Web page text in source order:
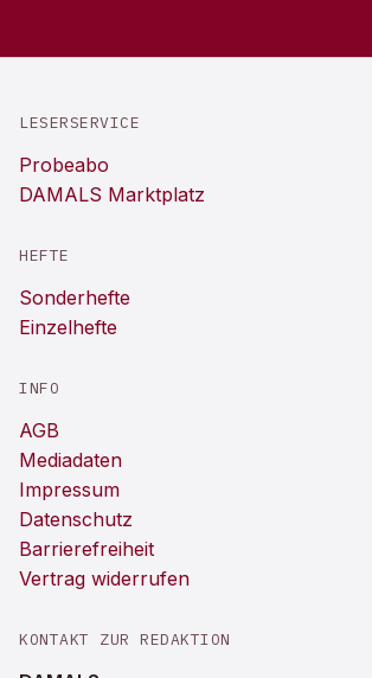
LESERSERVICE
Probeabo
DAMALS Marktplatz
HEFTE
Sonderhefte
Einzelhefte
INFO
AGB
Mediadaten
Impressum
Datenschutz
Barrierefreiheit
Vertrag widerrufen
KONTAKT ZUR REDAKTION